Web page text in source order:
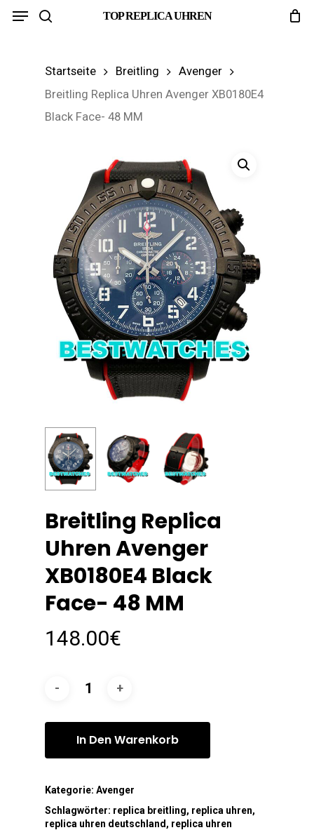
Skip
TOP REPLICA UHREN
Menu
Startseite Breitling
Avenger
Breitling Replica Uhren Avenger XB0180E4
Black Face- 48 MM
Breitling Replica
Uhren Avenger
XB0180E4 Black
Face- 48 MM
148.00€
In Den Warenkorb
Kategorie: Avenger
Schlagwörter: replica breitling, replica uhren,
replica uhren deutschland , replica uhren